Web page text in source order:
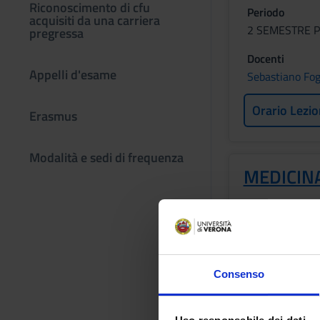
Consenso
Riconoscimento di cfu
acquisiti da una carriera
pregressa
Appelli d'esame
Erasmus
Modalità e sedi di frequenza
Periodo
2 SEMESTRE
Docenti
Sebastiano
Orario
Crediti
Periodo
2 SEMESTRE
Docenti
Giuseppe Filippi